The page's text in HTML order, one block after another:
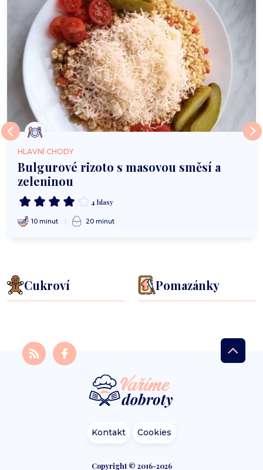
HLAVNÍ CHODY
Bulgurové rizoto s masovou směsí a
zeleninou
4 hlasy
10 minut 20 minut
Cukroví Pomazánky
Kontakt Cookies
Copyright © 2016-2026